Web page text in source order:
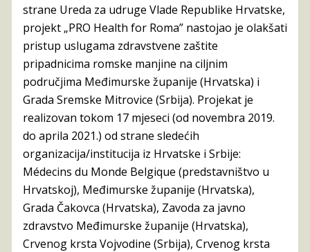
strane Ureda za udruge Vlade Republike Hrvatske,
projekt „PRO Health for Roma” nastojao je olakšati
pristup uslugama zdravstvene zaštite
pripadnicima romske manjine na ciljnim
područjima Međimurske županije (Hrvatska) i
Grada Sremske Mitrovice (Srbija). Projekat je
realizovan tokom 17 mjeseci (od novembra 2019.
do aprila 2021.) od strane sledećih
organizacija/institucija iz Hrvatske i Srbije:
Médecins du Monde Belgique (predstavništvo u
Hrvatskoj), Međimurske županije (Hrvatska),
Grada Čakovca (Hrvatska), Zavoda za javno
zdravstvo Međimurske županije (Hrvatska),
Crvenog krsta Vojvodine (Srbija), Crvenog krsta